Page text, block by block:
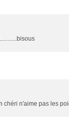
chéri n'aime pas les